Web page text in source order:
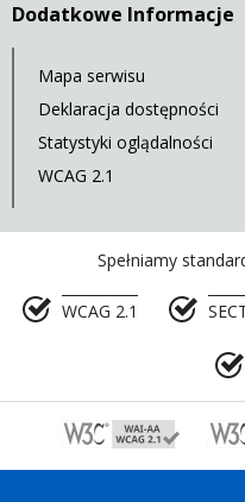
Dodatkowe Informacje
Mapa serwisu
Deklaracja dostępności
Statystyki oglądalności
WCAG 2.1
Spełniamy
WCAG 2.1